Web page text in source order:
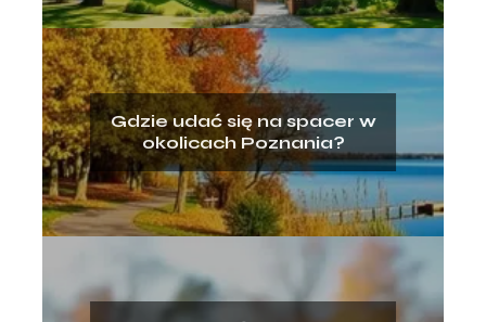
Gdzie udać się na spacer w
okolicach Poznania?